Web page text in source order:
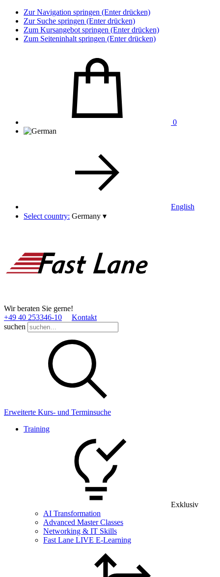
Zur Navigation springen (Enter drücken)
Zur Suche springen (Enter drücken)
Zum Kursangebot springen (Enter drücken)
Zum Seiteninhalt springen (Enter drücken)
0
English
Select country: Germany ▾
Wir beraten Sie gerne!
+49 40 253346­-10
Kontakt
suchen
Erweiterte Kurs- und Terminsuche
Training
Exklusiv
AI Transformation
Advanced Master Classes
Networking & IT Skills
Fast Lane LIVE E-Learning